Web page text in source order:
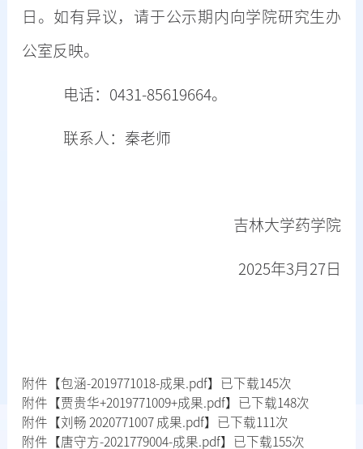
日。如有异议，请于公示期内向学院研究生办
公室反映。
电话 ： 0431-85619664。
联系人：秦老师
吉林大学药学院
2025年3 月 27 日
附件【包涵-2019771018-成果.pdf】已下载145次
附件【 贾贵华+2019771009+成果.pdf】已下载148次
附件【刘畅 2020771007 成果.pdf】已下载111 次
附件【唐守方-2021779004-成果.pdf】已下载155次